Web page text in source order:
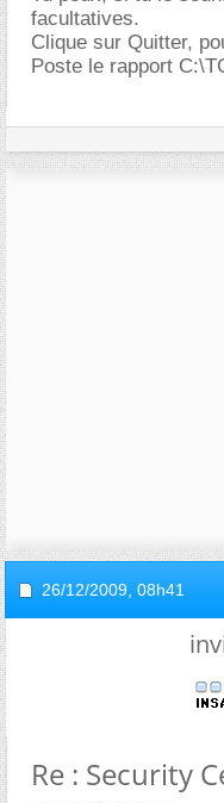
facultatives.
Clique sur Quitter,
Poste le rapport
26/12/2009, 08h41
Re : Security